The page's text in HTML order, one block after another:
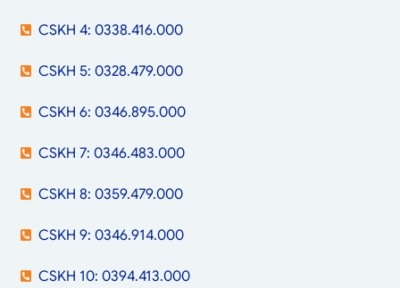
CSKH 4: 0338.416.000
CSKH 5: 0328.479.000
CSKH 6: 0346.895.000
CSKH 7: 0346.483.000
CSKH 8: 0359.479.000
CSKH 9: 0346.914.000
CSKH 10: 0394.413.000